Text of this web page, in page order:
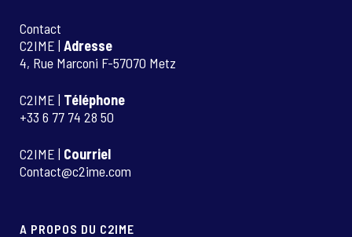
Contact
C2IME | Adresse
4, Rue Marconi F-57070 Metz
C2IME | Téléphone
+33 6 77 74 28 50
C2IME | Courriel
Contact@c2ime.com
A PROPOS DU C2IME